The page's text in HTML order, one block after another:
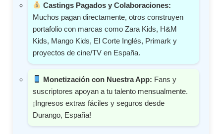
Castings Pagados y Colaboraciones:
Muchos pagan directamente, otros construyen
portafolio con marcas como Zara Kids, H&M
Kids, Mango Kids, El Corte Inglés, Primark y
proyectos de cine/TV en España.
Monetización con Nuestra App: Fans y
suscriptores apoyan a tu talento mensualmente.
¡Ingresos extras fáciles y seguros desde
Durango, España!